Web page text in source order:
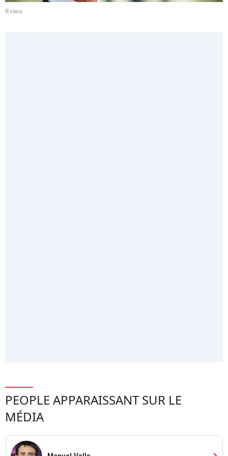
© Abaca
PEOPLE APPARAISSANT SUR LE
MÉDIA